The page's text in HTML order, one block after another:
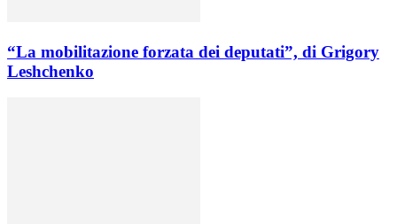
“La mobilitazione forzata dei deputati”, di Grigory
Leshchenko